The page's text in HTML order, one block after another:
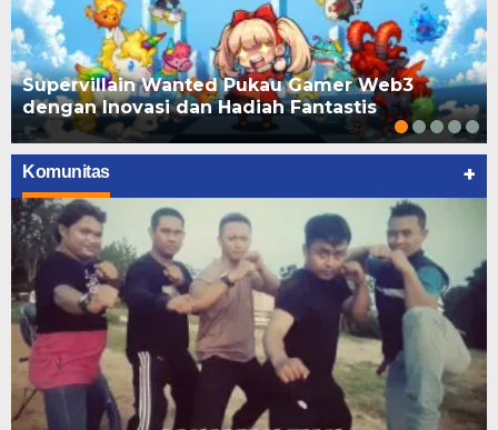
Supervillain Wanted Pukau Gamer Web3
dengan Inovasi dan Hadiah Fantastis
Komunitas +